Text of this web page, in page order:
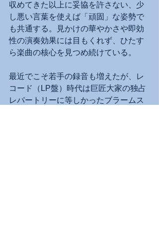
収めてきた以上に妥協を許さない、少
し悪い言葉を使えば「頑固」な姿勢で
も共通する。見かけの華やかさや即効
性の演奏効果には目もくれず、ひたす
ら楽曲の核心を見つめ続けている。
最近でこそ若手の録音も増えたが、レ
コード（LP盤）時代は巨匠大家の独占
レパートリーに等しかったブラームス